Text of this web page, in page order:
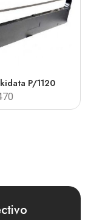
P/1120